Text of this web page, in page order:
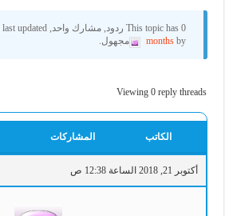
This topic has 0 ردود, مشارك واحد, and was last updated
months by مجهول.
Viewing 0 reply threads
الكاتب المشاركات
أكتوبر 21, 2018 الساعة 12:38 ص